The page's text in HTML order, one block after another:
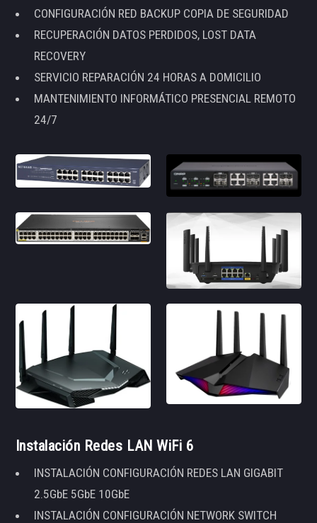
CONFIGURACIÓN RED BACKUP COPIA DE SEGURIDAD
RECUPERACIÓN DATOS PERDIDOS, LOST DATA
RECOVERY
SERVICIO REPARACIÓN 24 HORAS A DOMICILIO
MANTENIMIENTO INFORMÁTICO PRESENCIAL REMOTO
24/7
Instalación Redes LAN WiFi 6
INSTALACIÓN CONFIGURACIÓN REDES LAN GIGABIT
2.5GbE 5GbE 10GbE
INSTALACIÓN CONFIGURACIÓN NETWORK SWITCH